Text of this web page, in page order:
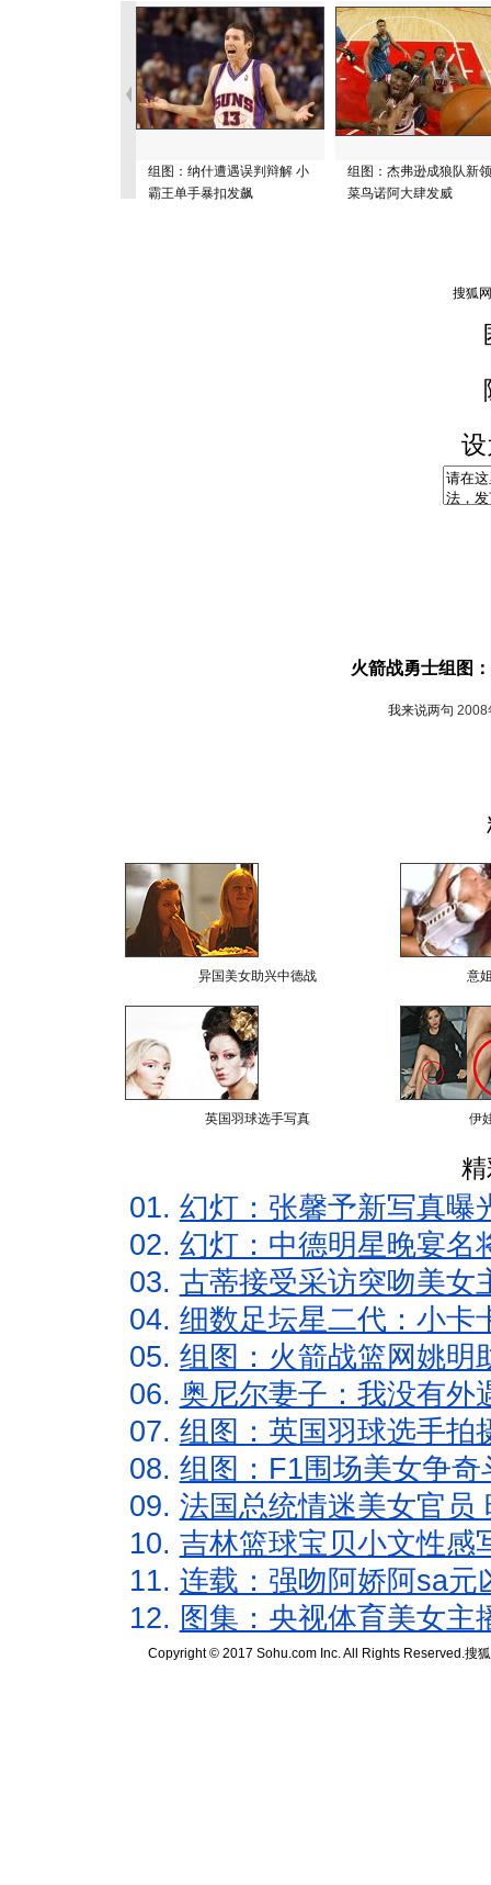
组图：纳什遭遇误判辩解 小
霸王单手暴扣发飙
组图：杰弗逊成狼队新
菜鸟诺阿大肆发威
火箭战勇士组图
我来说两句 2008
异国美女助兴中德战 意
英国羽球选手写真 伊
01. 幻灯：张馨予新写真曝
02. 幻灯：中德明星晚宴名
03. 古蒂接受采访突吻美女
04. 细数足坛星二代：小卡
05. 组图：火箭战篮网姚明
06. 奥尼尔妻子：我没有外
07. 组图：英国羽球选手拍
08. 组图：F1围场美女争
09. 法国总统情迷美女官员
10. 吉林篮球宝贝小文性感
11. 连载：强吻阿娇阿sa元
12. 图集：央视体育美女主
Copyright © 2017 Sohu.com Inc. All Rights Reserved.搜